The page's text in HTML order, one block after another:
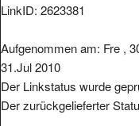
LinkID: 2623381
Aufgenommen am: Fre ,
31.Jul 2010
Der Linkstatus wurde
Der zurückgelieferter